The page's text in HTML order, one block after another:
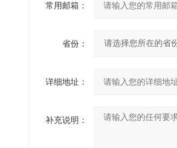
常用邮箱：
省份：
详细地址：
补充说明：